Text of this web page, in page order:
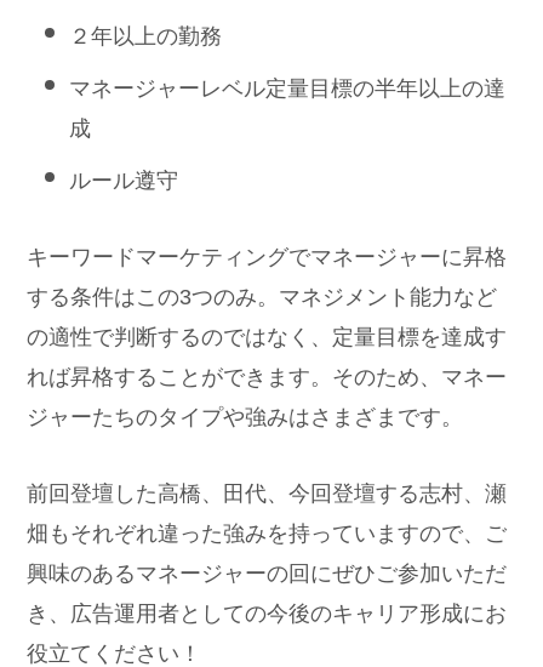
２年以上の勤務
マネージャーレベル定量目標の半年以上の達
成
ルール遵守
キーワードマーケティングでマネージャーに昇格
する条件はこの3つのみ。マネジメント能力など
の適性で判断するのではなく、定量目標を達成す
れば昇格することができます。そのため、マネー
ジャーたちのタイプや強みはさまざまです。
前回登壇した高橋、田代、今回登壇する志村、瀬
畑もそれぞれ違った強みを持っていますので、ご
興味のあるマネージャーの回にぜひご参加いただ
き、広告運用者としての今後のキャリア形成にお
役立てください！